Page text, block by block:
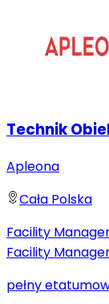
Technik
Apleona
Cała Polska
Facility
Facility
pełny etat